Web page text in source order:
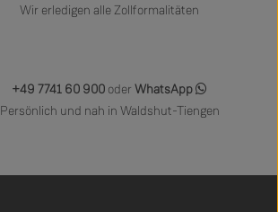
Wir erledigen alle Zollformalitäten
+49 7741 60 900 oder WhatsApp
Persönlich und nah in Waldshut-Tiengen